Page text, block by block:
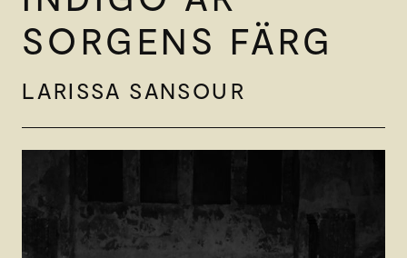
SORGENS FÄRG
LARISSA SANSOUR